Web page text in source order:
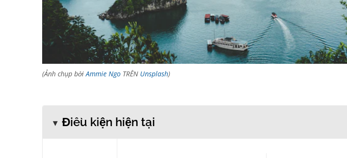
(Ảnh chụp bởiAmmie Ngo TRÊN Unsplash)
Điều kiện hiện tại